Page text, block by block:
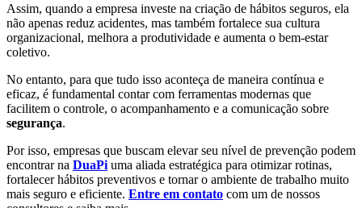
Assim, quando a empresa investe na criação de hábitos seguros, ela
não apenas reduz acidentes, mas também fortalece sua cultura
organizacional, melhora a produtividade e aumenta o bem-estar
coletivo.
No entanto, para que tudo isso aconteça de maneira contínua e
eficaz, é fundamental contar com ferramentas modernas que
facilitem o controle, o acompanhamento e a comunicação sobre
segurança.
Por isso, empresas que buscam elevar seu nível de prevenção podem
encontrar na DuaPi uma aliada estratégica para otimizar rotinas,
fortalecer hábitos preventivos e tornar o ambiente de trabalho muito
mais seguro e eficiente. Entre em contato com um de nossos